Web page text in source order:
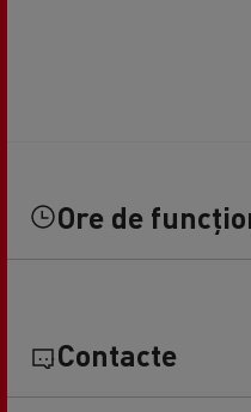
Ore de
Contacte